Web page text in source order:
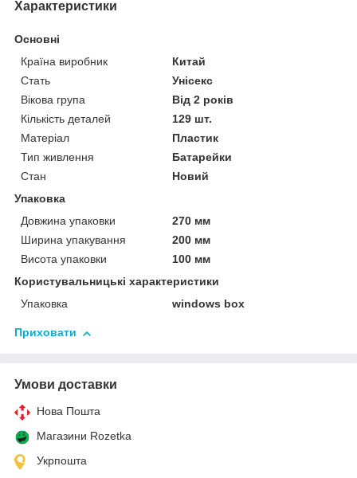
Характеристики
Основні
Країна виробник
Китай
Стать
Унісекс
Вікова група
Від 2 років
Кількість деталей
129 шт.
Матеріал
Пластик
Тип живлення
Батарейки
Стан
Новий
Упаковка
Довжина упаковки
270 мм
Ширина упакування
200 мм
Висота упаковки
100 мм
Користувальницькі характеристики
Упаковка
windows box
Приховати
Умови доставки
Нова Пошта
Магазини Rozetka
Укрпошта